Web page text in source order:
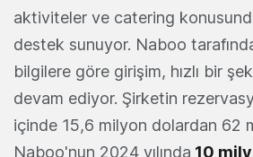
aktiviteler ve catering
destek sunuyor. Naboo
bilgilere göre girişim, hızlı bir
devam ediyor. Şirketin
içinde 15,6 milyon dolardan 62
Naboo'nun 2024 yılında 10